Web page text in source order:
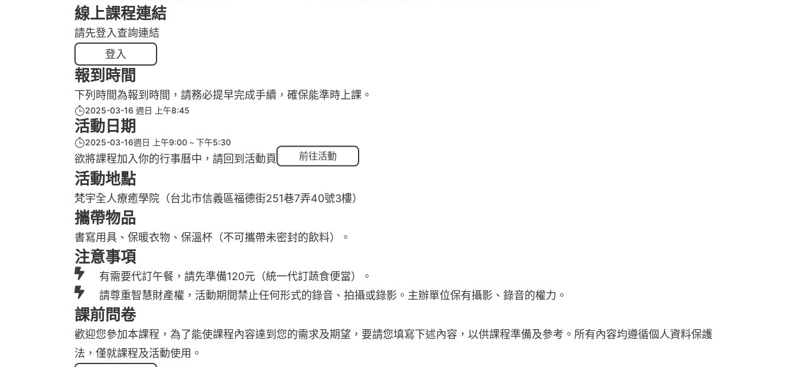
線上課程連結
請先登入查詢連結
登入
報到時間
下列時間為報到時間，請務必提早完成手續，確保能準時上課。
2025-03-16 週日 上午8:45
活動日期
2025-03-16週日 上午9:00 下午5:30
欲將課程加入你的行事曆中，請回到活動頁
前往活動
活動地點
梵宇全人療癒學院（台北市信義區福德街251巷7弄40號3樓）
攜帶物品
書寫用具、保暖衣物、保溫杯（不可攜帶未密封的飲料）。
注意事項
有需要代訂午餐，請先準備120元（統一代訂蔬食便當）。
請尊重智慧財產權，活動期間禁止任何形式的錄音、拍攝或錄影。主辦單位保有攝影、錄音的權力。
課前問卷
歡迎您參加本課程，為了能使課程內容達到您的需求及期望，要請您填寫下述內容，以供課程準備及參考。所有內容均遵循個人資料保護
法，僅就課程及活動使用。